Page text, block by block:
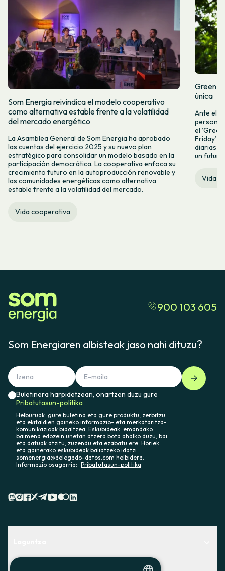
Som Energia reivindica el modelo cooperativo
como alternativa estable frente a la volatilidad
del mercado energético
La Asamblea General de Som Energia ha aprobado
las cuentas del ejercicio 2025 y su nuevo plan
estratégico para consolidar un modelo basado en la
participación democrática. La cooperativa enfoca su
crecimiento futuro en la autoproducción renovable y
las comunidades energéticas como alternativa
estable frente a la volatilidad del mercado.
Vida cooperativa
Green
única
Ante el
el
Friday’
diarias y
un
Vida
900 103 605
Som Energiaren albisteak jaso nahi dituzu?
Buletinera harpidetzean, onartzen duzu gure
Pribatutasun-politika
Helburuak: gure buletina eta gure produktu, zerbitzu
eta ekitaldien gaineko informazio- eta merkataritza-
komunikazioak bidaltzea. Eskubideak: emandako
baimena edozein unetan atzera bota ahalko duzu, bai
eta datuak atzitu, zuzendu eta ezabatu ere. Horiek
eta gainerako eskubideak baliatzeko idatzi
somenergia@delegado-datos.com helbidera.
Informazio osagarria: Pribatutasun-politika
Centro de Ayuda